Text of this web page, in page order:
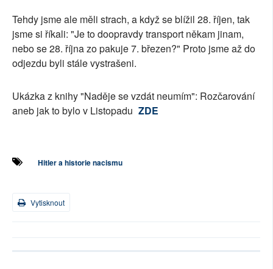
Tehdy jsme ale měli strach, a když se blížil 28. říjen, tak
jsme si říkali: "Je to doopravdy transport někam jinam,
nebo se 28. října zo pakuje 7. březen?" Proto jsme až do
odjezdu byli stále vystrašeni.
Ukázka z knihy "Naděje se vzdát neumím": Rozčarování
aneb jak to bylo v Listopadu ZDE
Hitler a historie nacismu
Vytisknout